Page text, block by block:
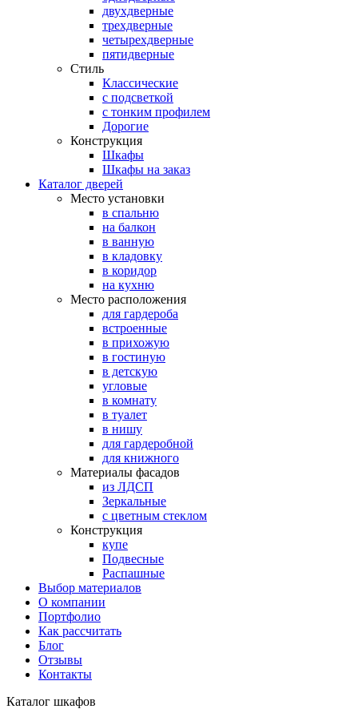
двухдверные
трехдверные
четырехдверные
пятидверные
Стиль
Классические
с подсветкой
с тонким профилем
Дорогие
Конструкция
Шкафы
Шкафы на заказ
Каталог дверей
Место установки
в спальню
на балкон
в ванную
в кладовку
в коридор
на кухню
Место расположения
для гардероба
встроенные
в прихожую
в гостиную
в детскую
угловые
в комнату
в туалет
в нишу
для гардеробной
для книжного
Материалы фасадов
из ЛДСП
Зеркальные
с цветным стеклом
Конструкция
купе
Подвесные
Распашные
Выбор материалов
О компании
Портфолио
Как рассчитать
Блог
Отзывы
Контакты
Каталог шкафов